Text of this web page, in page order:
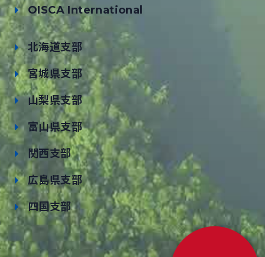
OISCA International
北海道支部
宮城県支部
山梨県支部
富山県支部
関西支部
広島県支部
四国支部